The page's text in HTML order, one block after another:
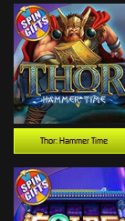
Thor: Hammer Time